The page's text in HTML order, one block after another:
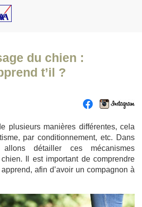
du chien :
t’il ?
plusieurs manières différentes, cela
par conditionnement, etc. Dans
détailler ces mécanismes
chien. Il est important de comprendre
afin d’avoir un compagnon à